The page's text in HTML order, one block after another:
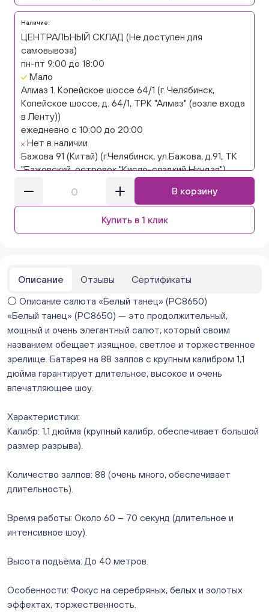
Наличие:
ЦЕНТРАЛЬНЫЙ СКЛАД (Не доступен для
самовывоза)
пн-пт 9:00 до 18:00
Мало
Алмаз 1. Копейское шоссе 64/1 (г. Челябинск,
Копейское шоссе, д. 64/1, ТРК "Алмаз" (возле входа
в Ленту))
ежедневно с 10:00 до 20:00
Нет в наличии
Бажова 91 (Китай) (г.Челябинск, ул.Бажова, д.91, ТК
"Бажовский, островок "Кисло-сладкий Ниндзя")
ежедневно с 10:00 до 20:00
Нет в наличии
Бажова 91 Цветы (г. Челябинск, ул.Бажова, д91/1 (на
ежедневно с 10:00 до 20:00
ежедневно с 10:00 до 20:00
Краснопольский 13г (Цветы) (Краснопольский, 13Г)
ежедневно с 10:00 до 20:00
Нет в наличии
Молния Зоопарк - Труда,166 (ул. Труда,166/5)
ежедневно с 10:00 до 20:00
Нет в наличии
Невский. Черкасская 17 (г. Челябинск, ул.
Черкасская, д.17/1, за ТК "Невский")
Нет в наличии
Овчинникова, д 12 (Челябинск, улица Овчинникова,
12А)
Нет в наличии
Слава. Копейск, пр.Славы 8/1 (Копейск, пр. Славы
ежедневно с 10:00 до 20:00
Нет в наличии
Слон. Миасс, Автозаводцев (ТК Слон, г. Миасс)
Сталеваров 5(ЦВЕТЫ) (г. Челябинск, ул. Сталеваров
ежедневно с 10:00 до 20:00
Нет в наличии
В корзину
Купить в 1 клик
Описание Отзывы
Сертификаты
⚪️ Описание салюта «Белый танец» (РС8650)
«Белый танец» (РС8650) — это продолжительный,
мощный и очень элегантный салют, который своим
названием обещает изящное, светлое и торжественное
зрелище. Батарея на 88 залпов с крупным калибром 1,1
дюйма гарантирует длительное, высокое и очень
впечатляющее шоу.
Характеристики:
Калибр: 1,1 дюйма (крупный калибр, обеспечивает большой
размер разрыва).
Количество залпов: 88 (очень много, обеспечивает
длительность).
Время работы: Около 60 – 70 секунд (длительное и
интенсивное шоу).
Высота подъёма: До 40 метров.
Особенности: Фокус на серебряных, белых и золотых
эффектах, торжественность.